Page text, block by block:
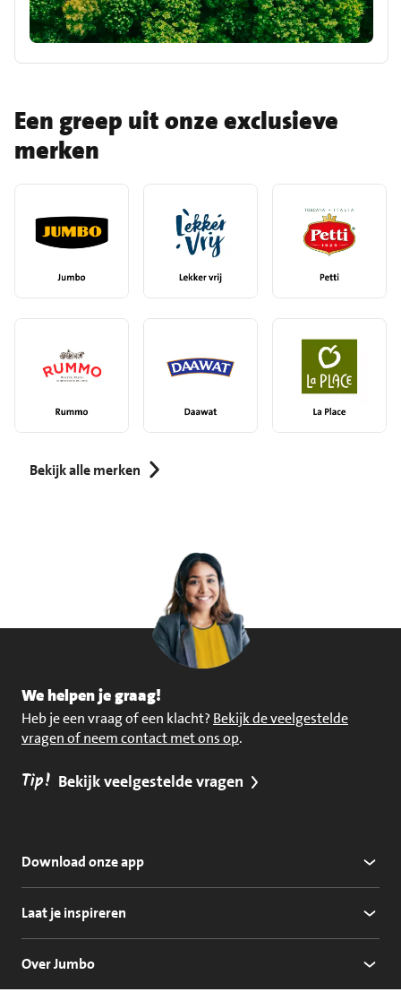
Een greep uit onze exclusieve
merken
Bekijk alle merken
We helpen je graag!
Heb je een vraag of een klacht? Bekijk de veelgestelde
vragen of neem contact met ons op.
Tip! Bekijk veelgestelde vragen
Download onze app
Laat je inspireren
Over Jumbo